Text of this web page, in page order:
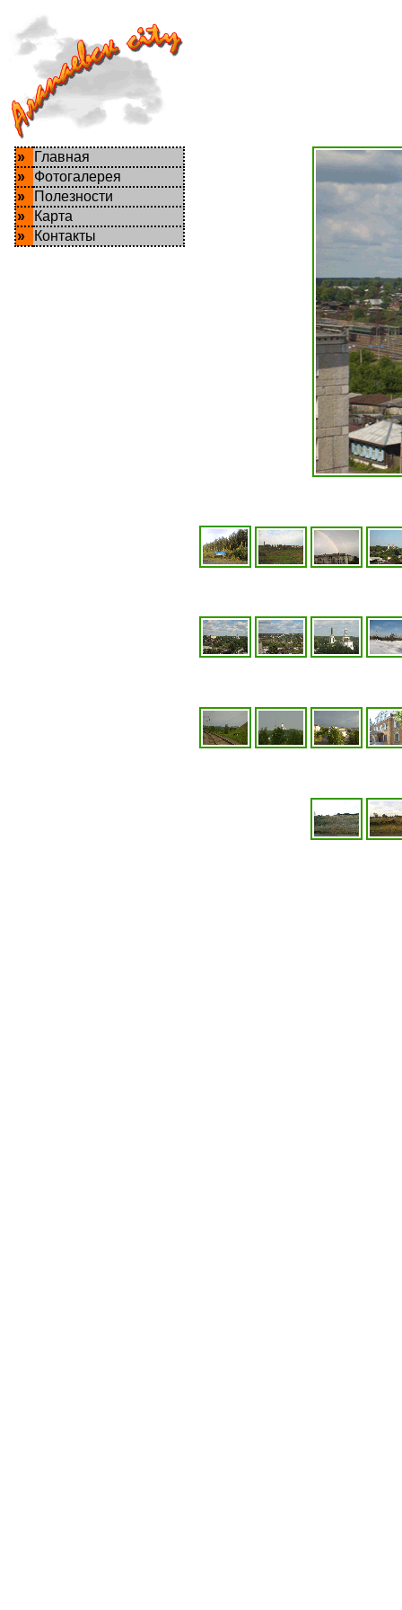
»
Главная
»
Фотогалерея
»
Полезности
»
Карта
»
Контакты